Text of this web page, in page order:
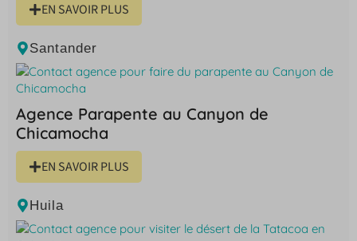
EN SAVOIR PLUS
Santander
Agence Parapente au Canyon de
Chicamocha
EN SAVOIR PLUS
Huila